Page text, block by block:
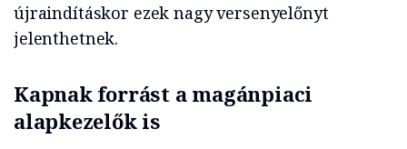
újraindításkor ezek nagy versenyelőnyt
jelenthetnek.
Kapnak forrást a magánpiaci
alapkezelők is